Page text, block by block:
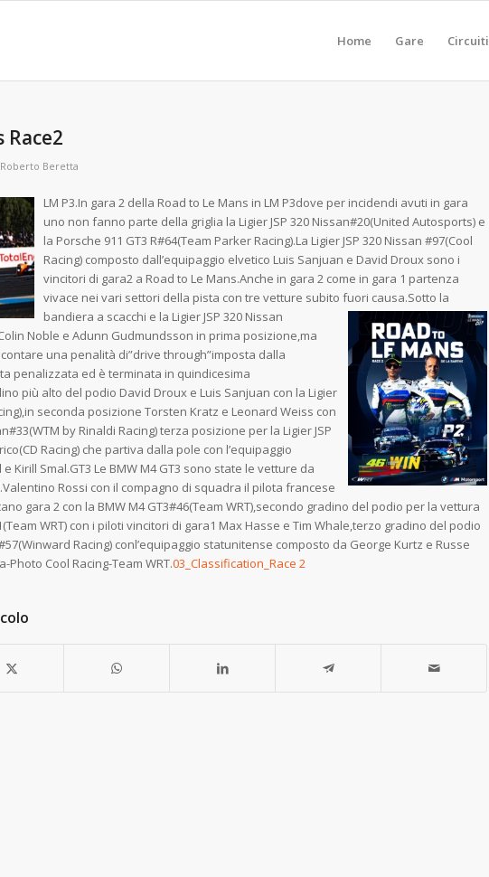
Home Gare Circuiti
Race2
Roberto Beretta
LM P3.In gara 2 della Road to Le Mans in LM P3dove per incidendi avuti in gara
uno non fanno parte della griglia la Ligier JSP 320 Nissan#20(United Autosports) e
la Porsche 911 GT3 R#64(Team Parker Racing).La Ligier JSP 320 Nissan #97(Cool
Racing) composto dall’equipaggio elvetico Luis Sanjuan e David Droux sono i
vincitori di gara2 a Road to Le Mans.Anche in gara 2 come in gara 1 partenza
vivace nei vari settori della pista con tre vetture subito fuori causa.Sotto la
bandiera a scacchi e la Ligier JSP 320 Nissan
Noble e Adunn Gudmundsson in prima posizione,ma
una penalità di”drive through”imposta dalla
penalizzata ed è terminata in quindicesima
più alto del podio David Droux e Luis Sanjuan con la Ligier
seconda posizione Torsten Kratz e Leonard Weiss con
by Rinaldi Racing) terza posizione per la Ligier JSP
Racing) che partiva dalla pole con l’equipaggio
Kirill Smal.GT3 Le BMW M4 GT3 sono state le vetture da
Rossi con il compagno di squadra il pilota francese
gara 2 con la BMW M4 GT3#46(Team WRT),secondo gradino del podio per la vettura
WRT) con i piloti vincitori di gara1 Max Hasse e Tim Whale,terzo gradino del podio
Racing) conl’equipaggio statunitense composto da George Kurtz e Russe
Cool Racing-Team WRT.03_Classification_Race 2